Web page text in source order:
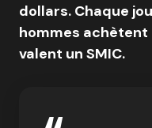
dollars. Chaque
hommes achètent
valent un SMIC.